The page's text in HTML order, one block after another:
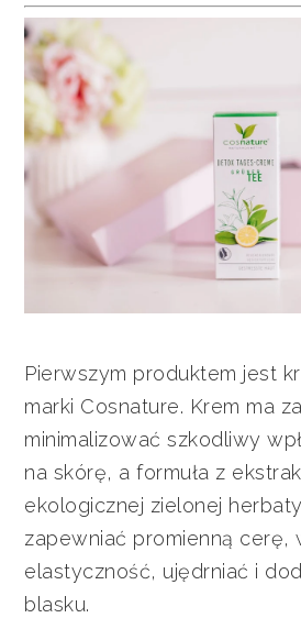
Pierwszym produktem jest
marki Cosnature. Krem ma
minimalizować szkodliwy
na skórę, a formuła z
ekologicznej zielonej
zapewniać promienną cerę,
elastyczność, ujędrniać i
blasku.